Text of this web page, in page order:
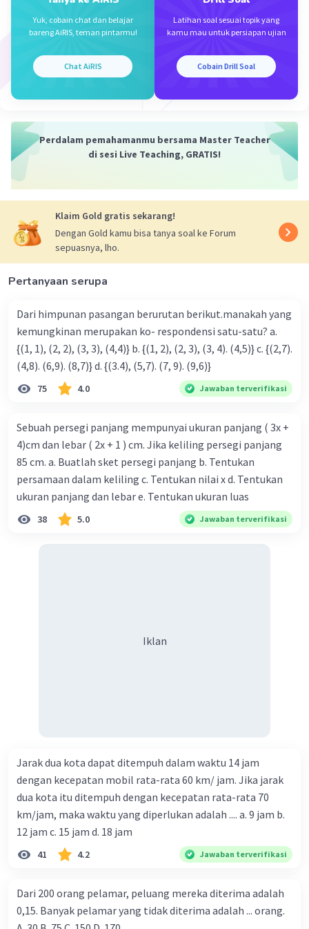
Korespondensi satu-satu adalah fungsi
khusus yang memasangkan setiap anggota
sebaliknya.
Relasi belum tentu fungsi, tetapi fungsi
sudah pasti relasi
satu tetapi korespondensi satu-satu pasti
Beri Rating
Iklan
02 Oktober 2023 03:09
Jawaban terverifikasi
Jawaban yang benar adalah (B).
salah karena ada fungsi yang bukan
x^2.
(C)salah karena ada relasi yang bukan fungsi,
misalnya relasi
{(1, 2), (2, 1)}.
(D)salah karena relasi dan fungsi memiliki
perbedaan, yaitu fungsi memiliki sifat satu-satu.
setiap bilangan real dengan kuadrat
(B)Benar karena korespodensi satu satu
adalah fungsi khusus yang
menghubungkan setiap anggota domain
dengan tepat satu anggota kodomain.
Dengan kata lain, setiap korespodensi satu
satu adalah fungsi, tetapi tidak semua
fungsi adalah korespodensi satu satu.
fungsi, misalnya relasi {(1, 2), (2, 1)}.
Relasi ini menghubungkan dua bilangan
Yuk, cobain chat dan belajar
bareng AiRIS, teman pintarmu!
Chat AiRIS
Latihan soal sesuai topik yang
kamu mau untuk persiapan ujian
Cobain Drill Soal
Perdalam pemahamanmu bersama Master Teacher
di sesi Live Teaching, GRATIS!
Klaim Gold gratis sekarang!
Dengan Gold kamu bisa tanya soal ke Forum
sepuasnya, lho.
Pertanyaan serupa
Dari himpunan pasangan berurutan berikut.manakah yang
kemungkinan merupakan ko- respondensi satu-satu? a.
{(1, 1), (2, 2), (3, 3), (4,4)} b. {(1, 2), (2, 3), (3, 4). (4,5)} c. {(2,7).
(4,8). (6,9). (8,7)} d. {(3.4), (5,7). (7, 9). (9,6)}
75 4.0 Jawaban terverifikasi
Sebuah persegi panjang mempunyai ukuran panjang ( 3x +
4)cm dan lebar ( 2x + 1 ) cm. Jika keliling persegi panjang
85 cm. a. Buatlah sket persegi panjang b. Tentukan
persamaan dalam keliling c. Tentukan nilai x d. Tentukan
ukuran panjang dan lebar e. Tentukan ukuran luas
38 5.0 Jawaban terverifikasi
Iklan
Jarak dua kota dapat ditempuh dalam waktu 14 jam
dengan kecepatan mobil rata-rata 60 km/ jam. Jika jarak
dua kota itu ditempuh dengan kecepatan rata-rata 70
km/jam, maka waktu yang diperlukan adalah .... a. 9 jam b.
12 jam c. 15 jam d. 18 jam
41 4.2 Jawaban terverifikasi
Dari 200 orang pelamar, peluang mereka diterima adalah
0,15. Banyak pelamar yang tidak diterima adalah ... orang.